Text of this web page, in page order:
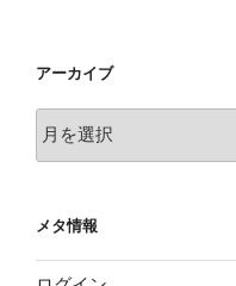
アーカイブ
ー
ブ
メタ情報